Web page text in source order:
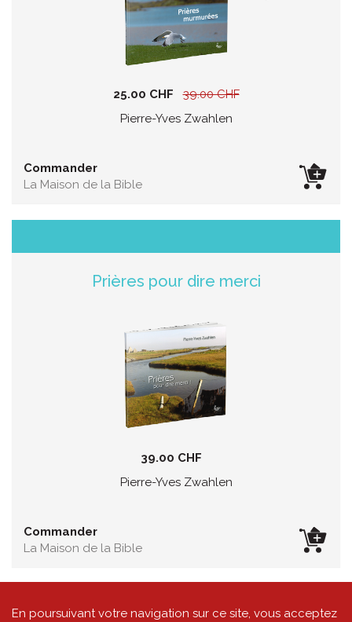
25.00 CHF
39.00 CHF
Pierre-Yves Zwahlen
Commander
La Maison de la Bible
Prières pour dire merci
39.00 CHF
Pierre-Yves Zwahlen
Commander
La Maison de la Bible
En poursuivant votre navigation sur ce site, vous acceptez